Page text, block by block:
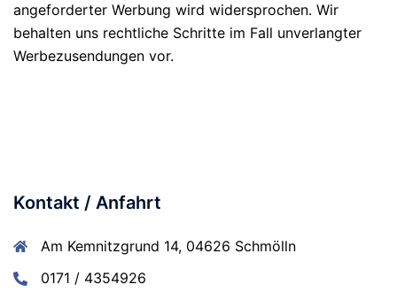
angeforderter Werbung wird widersprochen. Wir
behalten uns rechtliche Schritte im Fall unverlangter
Werbezusendungen vor.
Kontakt / Anfahrt
Am Kemnitzgrund 14, 04626 Schmölln
0171 / 4354926